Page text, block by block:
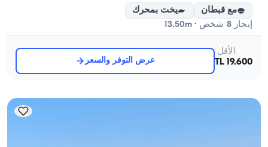
مع قبطان
يخت بمحرك
إبحار 8 شخص · 13.50m
الأقل
19.600 TL
عرض التوفر والسعر